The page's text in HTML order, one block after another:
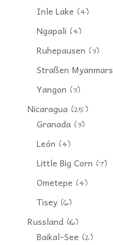
Inle Lake (4)
Ngapali (4)
Ruhepausen (3)
Straßen Myanmars
Yangon (3)
Nicaragua(25)
Granada(3)
León (4)
Little Big Corn (7)
Ometepe (4)
Tisey(6)
Russland(16)
Baikal-See (2)